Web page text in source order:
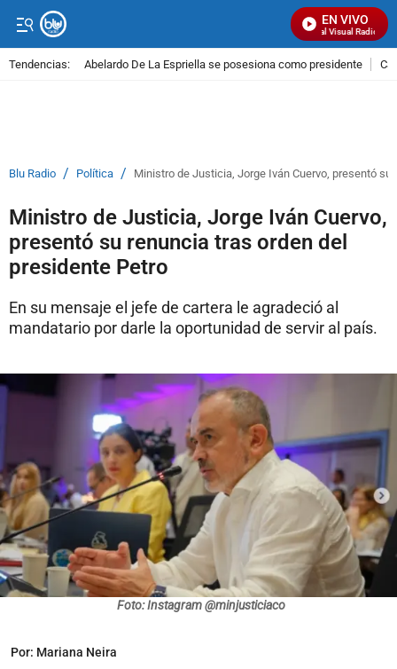
EN VIVO
Señal Visual Radio
Tendencias: Abelardo De La Espriella se posesiona como presidente
Blu Radio / Política / Ministro de Justicia, Jorge Iván Cuervo, presentó
Ministro de Justicia, Jorge Iván Cuervo,
presentó su renuncia tras orden del
presidente Petro
En su mensaje el jefe de cartera le agradeció al
mandatario por darle la oportunidad de servir al país.
Foto: Instagram @minjusticiaco
Por: Mariana Neira